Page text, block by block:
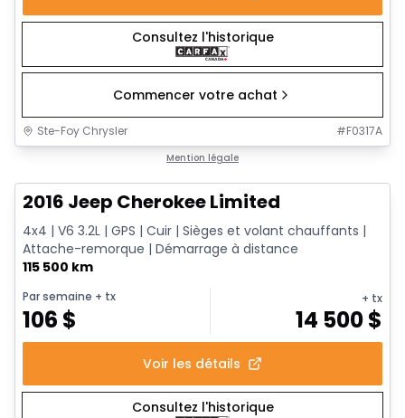
Consultez l'historique
Commencer votre achat
Ste-Foy Chrysler #F0317A
Mention légale
2016 Jeep Cherokee Limited
4x4 | V6 3.2L | GPS | Cuir | Sièges et volant chauffants |
Attache-remorque | Démarrage à distance
115 500 km
Par semaine + tx
106 $
+ tx
14 500$
Voir les détails
Consultez l'historique